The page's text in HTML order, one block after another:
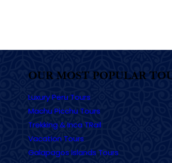
OUR MOST POPULAR
Luxury Peru Tours
Machu Picchu Tours
Trekking & Inca TRail
Vacation Tours
Galapagos Islands Tours